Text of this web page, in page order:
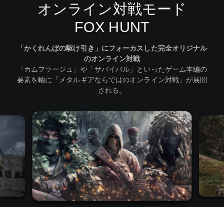
オンライン対戦モード​
FOX HUNT​
「かくれんぼの駆け引き」にフォーカスした完全オリジナル
のオンライン対戦​
「カムフラージュ」や「サバイバル」といったゲーム本編の
要素を軸に「メタルギアならではのオンライン対戦」が展開
される。​